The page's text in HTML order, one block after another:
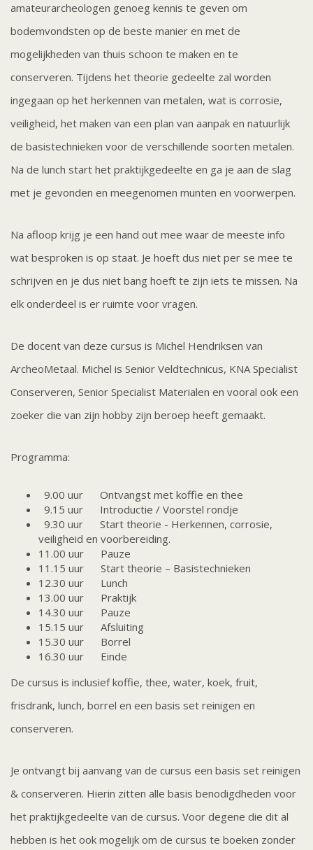
amateurarcheologen genoeg kennis te geven om
bodemvondsten op de beste manier en met de
mogelijkheden van thuis schoon te maken en te
conserveren. Tijdens het theorie gedeelte zal worden
ingegaan op het herkennen van metalen, wat is corrosie,
veiligheid, het maken van een plan van aanpak en natuurlijk
de basistechnieken voor de verschillende soorten metalen.
Na de lunch start het praktijkgedeelte en ga je aan de slag
met je gevonden en meegenomen munten en voorwerpen.
Na afloop krijg je een hand out mee waar de meeste info
wat besproken is op staat. Je hoeft dus niet per se mee te
schrijven en je dus niet bang hoeft te zijn iets te missen. Na
elk onderdeel is er ruimte voor vragen.
De docent van deze cursus is Michel Hendriksen van
ArcheoMetaal. Michel is Senior Veldtechnicus, KNA Specialist
Conserveren, Senior Specialist Materialen en vooral ook een
zoeker die van zijn hobby zijn beroep heeft gemaakt.
Programma:
9.00 uur Ontvangst met koffie en thee
9.15 uur Introductie / Voorstel rondje
9.30 uur Start theorie - Herkennen, corrosie,
veiligheid en voorbereiding.
11.00 uur Pauze
11.15 uur Start theorie – Basistechnieken
12.30 uur Lunch
13.00 uur Praktijk
14.30 uur Pauze
15.15 uur Afsluiting
15.30 uur Borrel
16.30 uur Einde
De cursus is inclusief koffie, thee, water, koek, fruit,
frisdrank, lunch, borrel en een basis set reinigen en
conserveren.
Je ontvangt bij aanvang van de cursus een basis set reinigen
& conserveren. Hierin zitten alle basis benodigdheden voor
het praktijkgedeelte van de cursus. Voor degene die dit al
hebben is het ook mogelijk om de cursus te boeken zonder